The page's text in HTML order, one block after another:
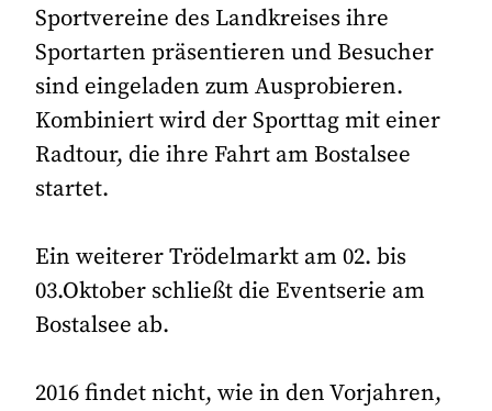
Sportvereine des Landkreises ihre
Sportarten präsentieren und Besucher
sind eingeladen zum Ausprobieren.
Kombiniert wird der Sporttag mit einer
Radtour, die ihre Fahrt am Bostalsee
startet.
Ein weiterer Trödelmarkt am 02. bis
03.Oktober schließt die Eventserie am
Bostalsee ab.
2016 findet nicht, wie in den Vorjahren,